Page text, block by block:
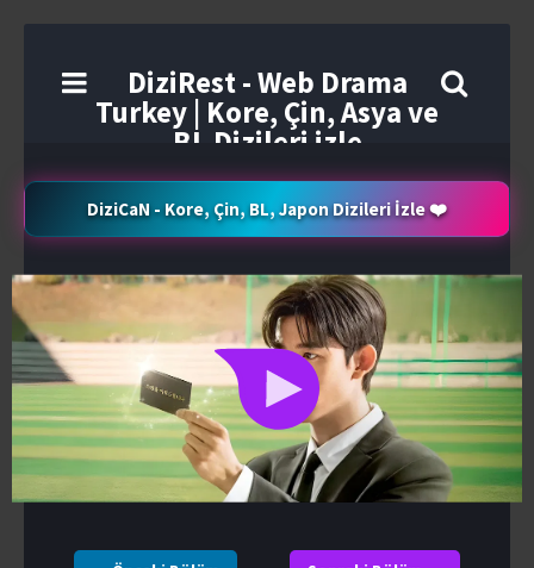
DiziRest - Web Drama
Turkey | Kore, Çin, Asya ve
BL Dizileri izle
DiziCaN - Kore, Çin, BL, Japon Dizileri İzle ❤️